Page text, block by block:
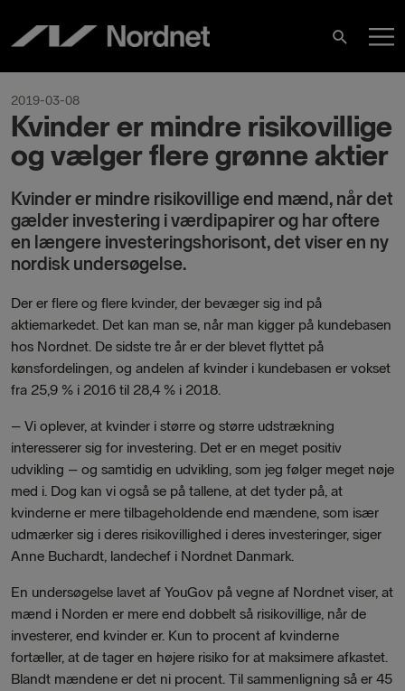
content
Search
2019-03-08
Kvinder er mindre risikovillige
og vælger flere grønne aktier
Kvinder er mindre risikovillige end mænd, når det
gælder investering i værdipapirer og har oftere
en længere investeringshorisont, det viser en ny
nordisk undersøgelse.
Der er flere og flere kvinder, der bevæger sig ind på
aktiemarkedet. Det kan man se, når man kigger på kundebasen
hos Nordnet. De sidste tre år er der blevet flyttet på
kønsfordelingen, og andelen af kvinder i kundebasen er vokset
fra 25,9 % i 2016 til 28,4 % i 2018.
– Vi oplever, at kvinder i større og større udstrækning
interesserer sig for investering. Det er en meget positiv
udvikling – og samtidig en udvikling, som jeg følger meget nøje
med i. Dog kan vi også se på tallene, at det tyder på, at
kvinderne er mere tilbageholdende end mændene, som især
udmærker sig i deres risikovillighed i deres investeringer, siger
Anne Buchardt, landechef i Nordnet Danmark.
En undersøgelse lavet af YouGov på vegne af Nordnet viser, at
mænd i Norden er mere end dobbelt så risikovillige, når de
investerer, end kvinder er. Kun to procent af kvinderne
fortæller, at de tager en højere risiko for at maksimere afkastet.
Blandt mændene er det ni procent. Til sammenligning så er 45